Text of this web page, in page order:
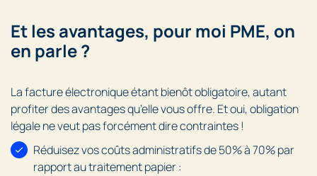
Et les avantages, pour moi PME, on
en parle ?
La facture électronique étant bienôt obligatoire, autant
profiter des avantages qu’elle vous offre. Et oui, obligation
légale ne veut pas forcément dire contraintes !
Réduisez vos coûts administratifs de 50% à 70% par
rapport au traitement papier :